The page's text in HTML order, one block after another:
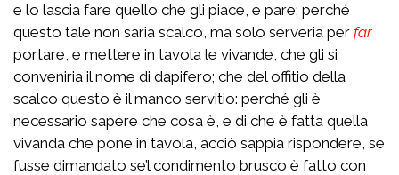
e lo lascia fare quello che gli piace, e pare; perché
questo tale non saria scalco, ma solo serveria per far
portare, e mettere in tavola le vivande, che gli si
conveniria il nome di dapifero; che del offitio della
scalco questo è il manco servitio: perché gli è
necessario sapere che cosa è, e di che è fatta quella
vivanda che pone in tavola, acciò sappia rispondere, se
fusse dimandato se’l condimento brusco è fatto con